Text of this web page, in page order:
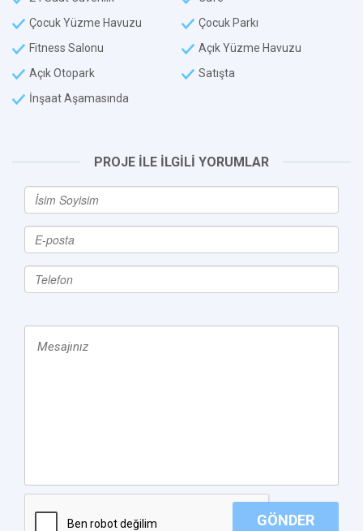
Çocuk Yüzme Havuzu
Çocuk Parkı
Fitness Salonu
Açık Yüzme Havuzu
Açık Otopark
Satışta
İnşaat Aşamasında
PROJE İLE İLGİLİ YORUMLAR
GÖNDER